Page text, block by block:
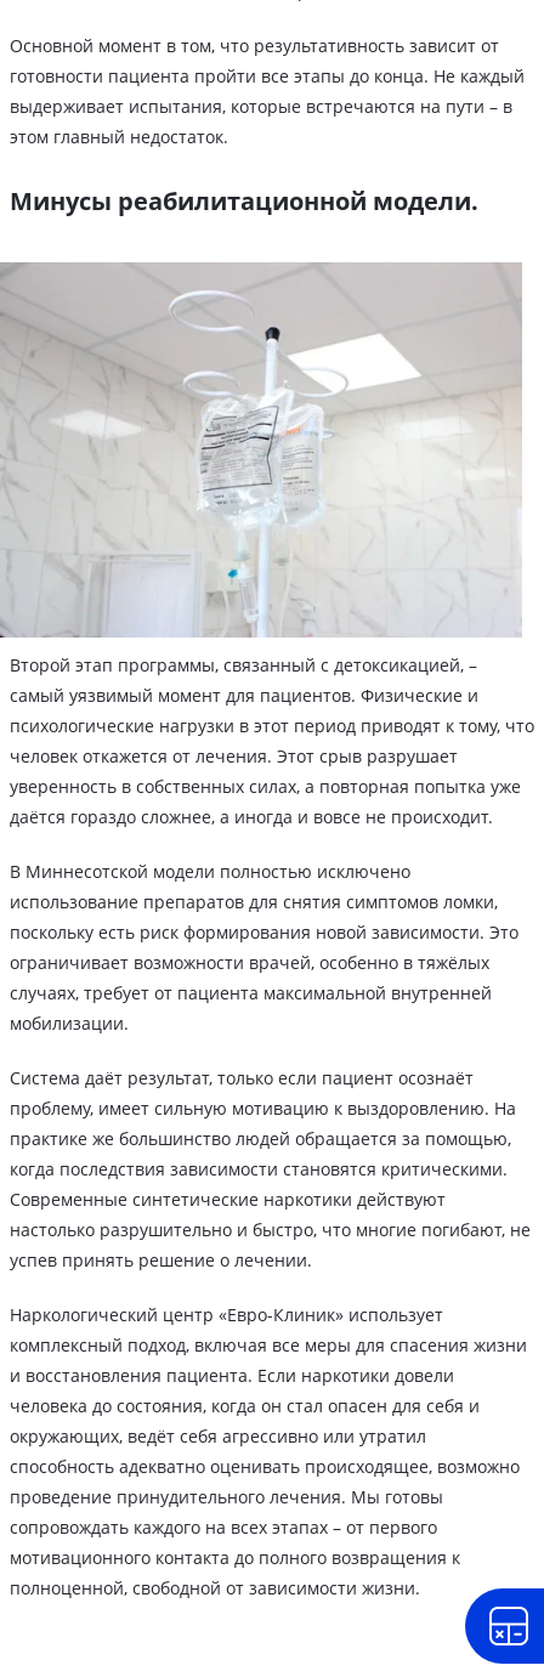
Основной момент в том, что результативность зависит от
готовности пациента пройти все этапы до конца. Не каждый
выдерживает испытания, которые встречаются на пути – в
этом главный недостаток.
Минусы реабилитационной модели.
Второй этап программы, связанный с детоксикацией, –
самый уязвимый момент для пациентов. Физические и
психологические нагрузки в этот период приводят к тому, что
человек откажется от лечения. Этот срыв разрушает
уверенность в собственных силах, а повторная попытка уже
даётся гораздо сложнее, а иногда и вовсе не происходит.
В Миннесотской модели полностью исключено
использование препаратов для снятия симптомов ломки,
поскольку есть риск формирования новой зависимости. Это
ограничивает возможности врачей, особенно в тяжёлых
случаях, требует от пациента максимальной внутренней
мобилизации.
Система даёт результат, только если пациент осознаёт
проблему, имеет сильную мотивацию к выздоровлению. На
практике же большинство людей обращается за помощью,
когда последствия зависимости становятся критическими.
Современные синтетические наркотики действуют
настолько разрушительно и быстро, что многие погибают, не
успев принять решение о лечении.
Наркологический центр «Евро-Клиник» использует
комплексный подход, включая все меры для спасения жизни
и восстановления пациента. Если наркотики довели
человека до состояния, когда он стал опасен для себя и
окружающих, ведёт себя агрессивно или утратил
способность адекватно оценивать происходящее, возможно
проведение принудительного лечения. Мы готовы
сопровождать каждого на всех этапах – от первого
мотивационного контакта до полного возвращения к
полноценной, свободной от зависимости жизни.